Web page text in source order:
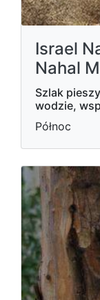
Israel
Nahal
Szlak
wodzie,
Północ